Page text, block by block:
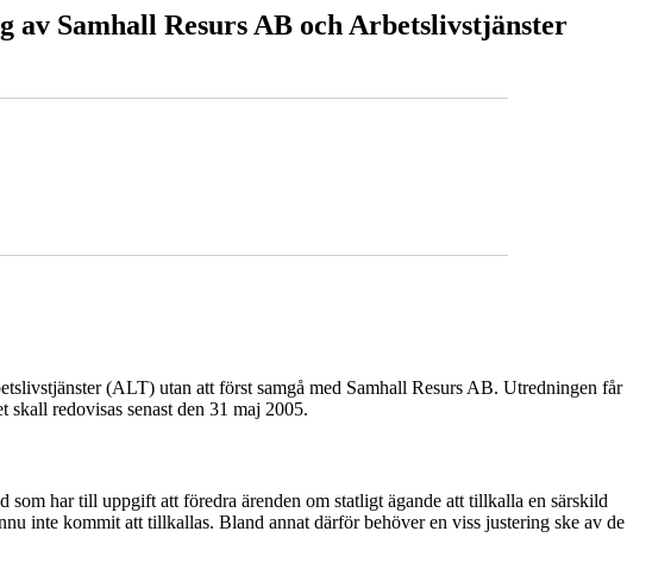
Samhall Resurs AB och Arbetslivstjänster
(ALT) utan att först samgå med Samhall Resurs AB. Utredningen får
redovisas senast den 31 maj 2005.
har till uppgift att föredra ärenden om statligt ägande att tillkalla en särskild
inte kommit att tillkallas. Bland annat därför behöver en viss justering ske av de